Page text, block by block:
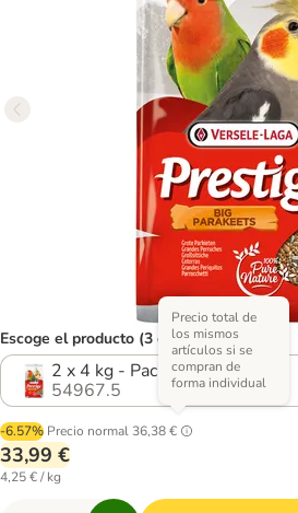
Escoge el producto (3 opciones)
2 x 4 kg - Pack ahorro
54967.5
-6.57% Precio normal 36,38 €
Precio total de
los mismos
artículos si se
compran de
forma individual
33,99 €
4,25 € / kg